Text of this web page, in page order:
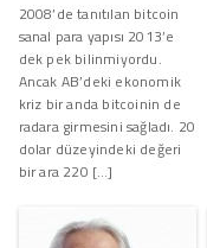
2008’de tanıtılan bitcoin
sanal para yapısı 2013’e
dek pek bilinmiyordu.
Ancak AB’deki ekonomik
kriz bir anda bitcoinin de
radara girmesini sağladı. 20
dolar düzeyindeki değeri
bir ara 220 […]